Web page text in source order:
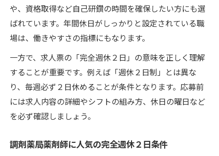
調剤薬局薬剤師に選ばれる完全週休２日求
人
働きやすい職場環境と完全週休２日の関係
性
完全週休２日制がもたらす仕事と生活の両
立
薬剤師が語る完全週休２日職場のメリット
ワークライフバランス実現する五反野駅求人
実現
や、資格取得など自己研鑽の時間を確保したい方にも選
ばれています。年間休日がしっかりと設定されている職
場は、働きやすさの指標にもなります。
一方で、求人票の「完全週休２日」の意味を正しく理解
することが重要です。例えば「週休２日制」とは異な
り、毎週必ず２日休めることが条件となります。応募前
には求人内容の詳細やシフトの組み方、休日の曜日など
を必ず確認しましょう。
調剤薬局薬剤師に人気の完全週休２日条件